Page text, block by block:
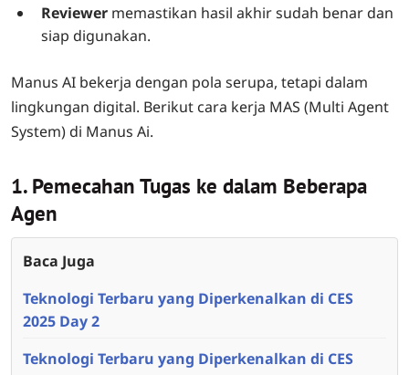
Reviewer memastikan hasil akhir sudah benar dan
siap digunakan.
Manus AI bekerja dengan pola serupa, tetapi dalam
lingkungan digital. Berikut cara kerja MAS (Multi Agent
System) di Manus Ai.
1. Pemecahan Tugas ke dalam Beberapa
Agen
Baca Juga
Teknologi Terbaru yang Diperkenalkan di CES
2025 Day 2
Teknologi Terbaru yang Diperkenalkan di CES